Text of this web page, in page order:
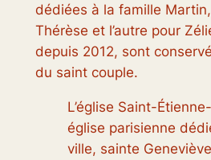
dédiées à la famille Martin,
Thérèse et l’autre pour
depuis 2012, sont
du saint couple.
L’église Saint-
église parisienne
ville, sainte